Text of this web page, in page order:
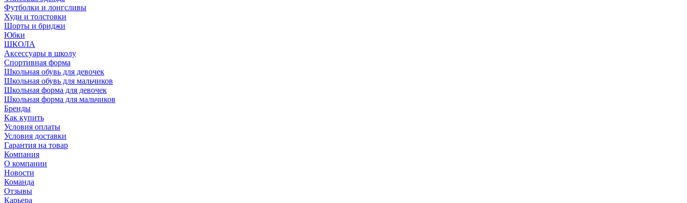
Футболки и лонгсливы
Худи и толстовки
Шорты и бриджи
Юбки
ШКОЛА
Аксессуары в школу
Спортивная форма
Школьная обувь для девочек
Школьная обувь для мальчиков
Школьная форма для девочек
Школьная форма для мальчиков
Бренды
Как купить
Условия оплаты
Условия доставки
Гарантия на товар
Компания
О компании
Новости
Команда
Отзывы
Карьера